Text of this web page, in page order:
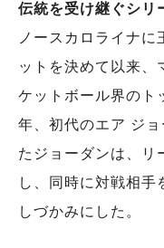
伝統を受け継ぐシリ
ノースカロライナに
ットを決めて以来、
ケットボール界のト
年、初代のエア ジ
たジョーダンは、リ
し、同時に対戦相手
しづかみにした。